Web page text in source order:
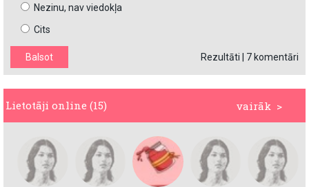
Nezinu, nav viedokļa
Cits
Rezultāti 7 komentāri
vairāk >
Lietotāji online (15)